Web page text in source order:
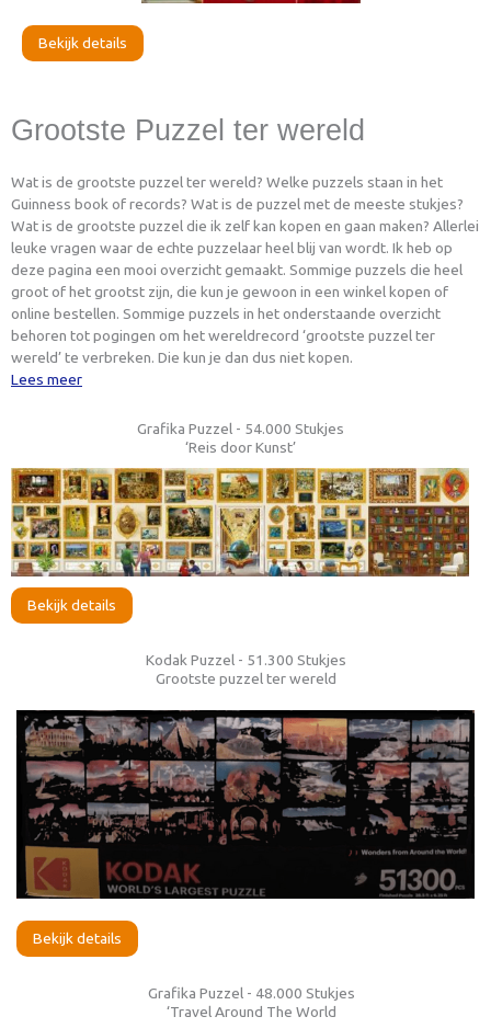
Bekijk details
Grootste Puzzel ter wereld
Wat is de grootste puzzel ter wereld? Welke puzzels staan in het
Guinness book of records? Wat is de puzzel met de meeste stukjes?
Wat is de grootste puzzel die ik zelf kan kopen en gaan maken? Allerlei
leuke vragen waar de echte puzzelaar heel blij van wordt. Ik heb op
deze pagina een mooi overzicht gemaakt. Sommige puzzels die heel
groot of het grootst zijn, die kun je gewoon in een winkel kopen of
online bestellen. Sommige puzzels in het onderstaande overzicht
behoren tot pogingen om het wereldrecord ‘grootste puzzel ter
wereld’ te verbreken. Die kun je dan dus niet kopen.
Lees meer
Grafika Puzzel - 54.000 Stukjes
‘Reis door Kunst’
Bekijk details
Kodak Puzzel - 51.300 Stukjes
Grootste puzzel ter wereld
Bekijk details
Grafika Puzzel - 48.000 Stukjes
‘Travel Around The World